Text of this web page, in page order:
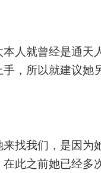
人就曾经是通天
，所以就建议她
找我们，是因为
此之前她已经多